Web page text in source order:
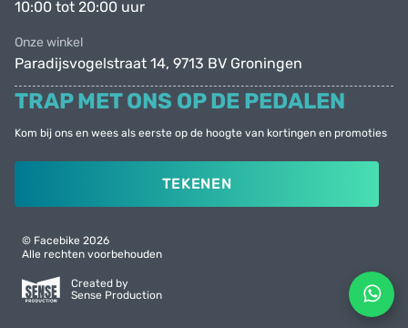
10:00 tot 20:00 uur
Onze winkel
Paradijsvogelstraat 14, 9713 BV Groningen
TRAP MET ONS OP DE PEDALEN
Kom bij ons en wees als eerste op de hoogte van kortingen en promoties
TEKENEN
© Facebike 2026
Alle rechten voorbehouden
Created by
Sense Production